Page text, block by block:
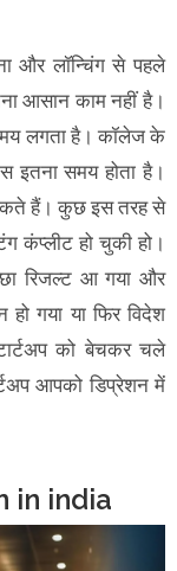
और लॉन्चिंग से पहले
आसान काम नहीं है।
लगता है। कॉलेज के
इतना समय होता है।
हैं। कुछ इस तरह से
कंप्लीट हो चुकी हो।
रिजल्ट आ गया और
गया या फिर विदेश
को बेचकर चले
आपको डिप्रेशन में
in india